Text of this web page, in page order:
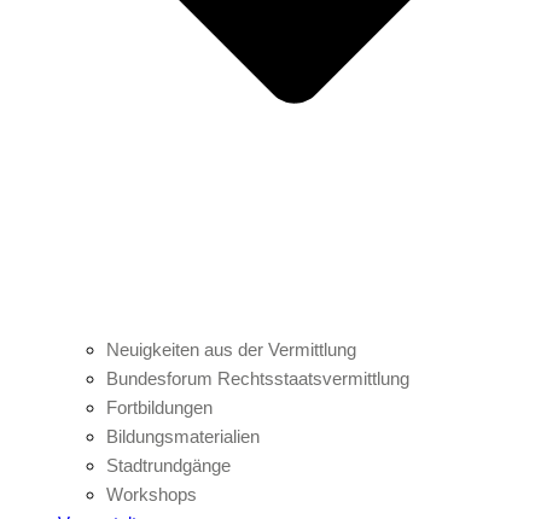
Neuigkeiten aus der Vermittlung
Bundesforum Rechtsstaatsvermittlung
Fortbildungen
Bildungsmaterialien
Stadtrundgänge
Workshops